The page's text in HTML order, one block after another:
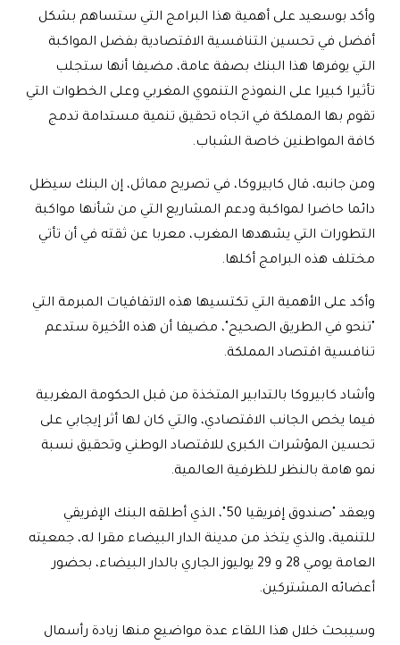
وأكد بوسعيد على أهمية هذا البرامج التي ستساهم بشكل
أفضل في تحسين التنافسية الاقتصادية بفضل المواكبة
التي يوفرها هذا البنك بصفة عامة، مضيفا أنها ستجلب
تأثيرا كبيرا على النموذج التنموي المغربي وعلى الخطوات التي
تقوم بها المملكة في اتجاه تحقيق تنمية مستدامة تدمج
كافة المواطنين خاصة الشباب.
ومن جانبه، قال كابيروكا، في تصريح مماثل، إن البنك سيظل
دائما حاضرا لمواكبة ودعم المشاريع التي من شأنها مواكبة
التطورات التي يشهدها المغرب، معربا عن ثقته في أن تأتي
مختلف هذه البرامج أكلها.
وأكد على الأهمية التي تكتسيها هذه الاتفاقيات المبرمة التي
"تنحو في الطريق الصحيح"، مضيفا أن هذه الأخيرة ستدعم
تنافسية اقتصاد المملكة.
وأشاد كابيروكا بالتدابير المتخذة من قبل الحكومة المغربية
فيما يخص الجانب الاقتصادي، والتي كان لها أثر إيجابي على
تحسين المؤشرات الكبرى للاقتصاد الوطني وتحقيق نسبة
نمو هامة بالنظر للظرفية العالمية.
ويعقد "صندوق إفريقيا 50"، الذي أطلقه البنك الإفريقي
للتنمية، والذي يتخذ من مدينة الدار البيضاء مقرا له، جمعيته
العامة يومي 28 و 29 يوليوز الجاري بالدار البيضاء، بحضور
أعضائه المشتركين.
وسيبحث خلال هذا اللقاء عدة مواضيع منها زيادة رأسمال